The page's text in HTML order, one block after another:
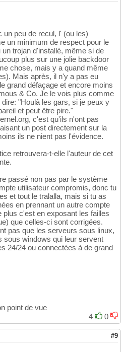
un peu de recul, l' (ou les)
un minimum de respect pour le
trojan d'installé, même si de
plus sur une jolie backdoor
chose, mais y a quand même
Mais après, il n'y a pas eu
grand défaçage et encore moins
& Co. Je le vois plus comme
"Houlà les gars, si je peux y
et peut être pire."
c'est qu'ils n'ont pas
un post directement sur la
ils ne nient pas l'évidence.
retrouvera-t-elle l'auteur de cet
passé non pas par le système
utilisateur compromis, donc tu
et tout le tralalla, mais si tu as
en prennant un autre compte
c'est en exposant les failles
que celles-ci sont corrigées.
pas que les serveurs sous linux,
sous windows qui leur servent
24/24 ou connectées à de grand
point de vue
4
0
#9